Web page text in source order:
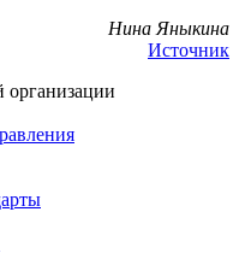
Нина Яныкина
Источник
организации